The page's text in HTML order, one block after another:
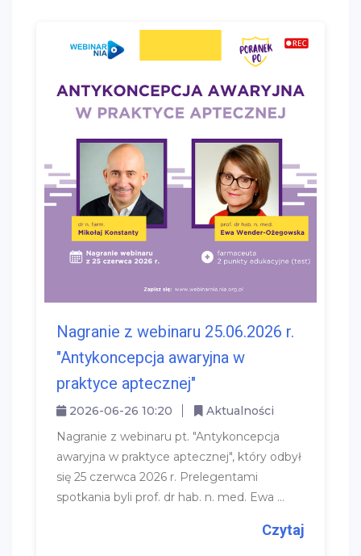
Nagranie z webinaru 25.06.2026 r.
"Antykoncepcja awaryjna w
praktyce aptecznej"
2026-06-26 10:20
Aktualności
Nagranie z webinaru pt. "Antykoncepcja
awaryjna w praktyce aptecznej", który odbył
się 25 czerwca 2026 r. Prelegentami
spotkania byli prof. dr hab. n. med. Ewa ...
Czytaj